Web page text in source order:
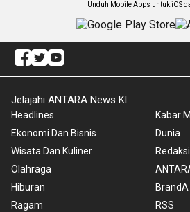
Unduh Mobile Apps untuk iOS
Jelajahi ANTARA News Kl
Headlines
Ekonomi Dan Bisnis
Wisata Dan Kuliner
Olahraga
Hiburan
Ragam
Kabar
Dunia
Redaksi
BrandA
RSS